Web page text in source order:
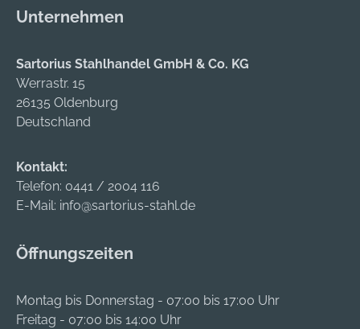
selbstklebend, auch
verschließbar •
Umweltgerechte
Entsorgung: da
Papier und Folie
trennen sind • Farbe:
wahlweise in braun
oder weiß
und umlaufendem
ca. 20 mm
Unternehmen
Sartorius Stahlhandel GmbH & Co. KG
Werrastr. 15
26135 Oldenburg
Deutschland
Kontakt:
Telefon: 0441 / 2004 116
E-Mail: info@sartorius-stahl.de
Öffnungszeiten
Montag bis Donnerstag - 07:00 bis 17:00 Uhr
Freitag - 07:00 bis 14:00 Uhr